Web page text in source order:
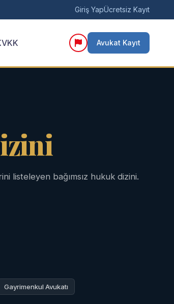
Giriş YapÜcretsiz Kayıt
Avukat Kayıt
listeleyen bağımsız hukuk dizini.
Gayrimenkul Avukatı